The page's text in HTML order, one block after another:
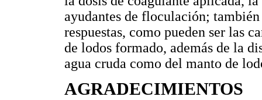
ayudantes de floculación;
respuestas, como pueden ser las
de lodos formado, además de la
agua cruda como del manto de
AGRADECIMIENTOS